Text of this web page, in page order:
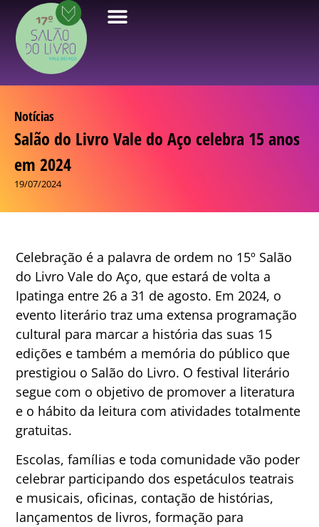
Notícias
Salão do Livro Vale do Aço celebra 15 anos
em 2024
19/07/2024
Celebração é a palavra de ordem no 15º Salão
do Livro Vale do Aço, que estará de volta a
Ipatinga entre 26 a 31 de agosto. Em 2024, o
evento literário traz uma extensa programação
cultural para marcar a história das suas 15
edições e também a memória do público que
prestigiou o Salão do Livro. O festival literário
segue com o objetivo de promover a literatura
e o hábito da leitura com atividades totalmente
gratuitas.
Escolas, famílias e toda comunidade vão poder
celebrar participando dos espetáculos teatrais
e musicais, oficinas, contação de histórias,
lançamentos de livros, formação para